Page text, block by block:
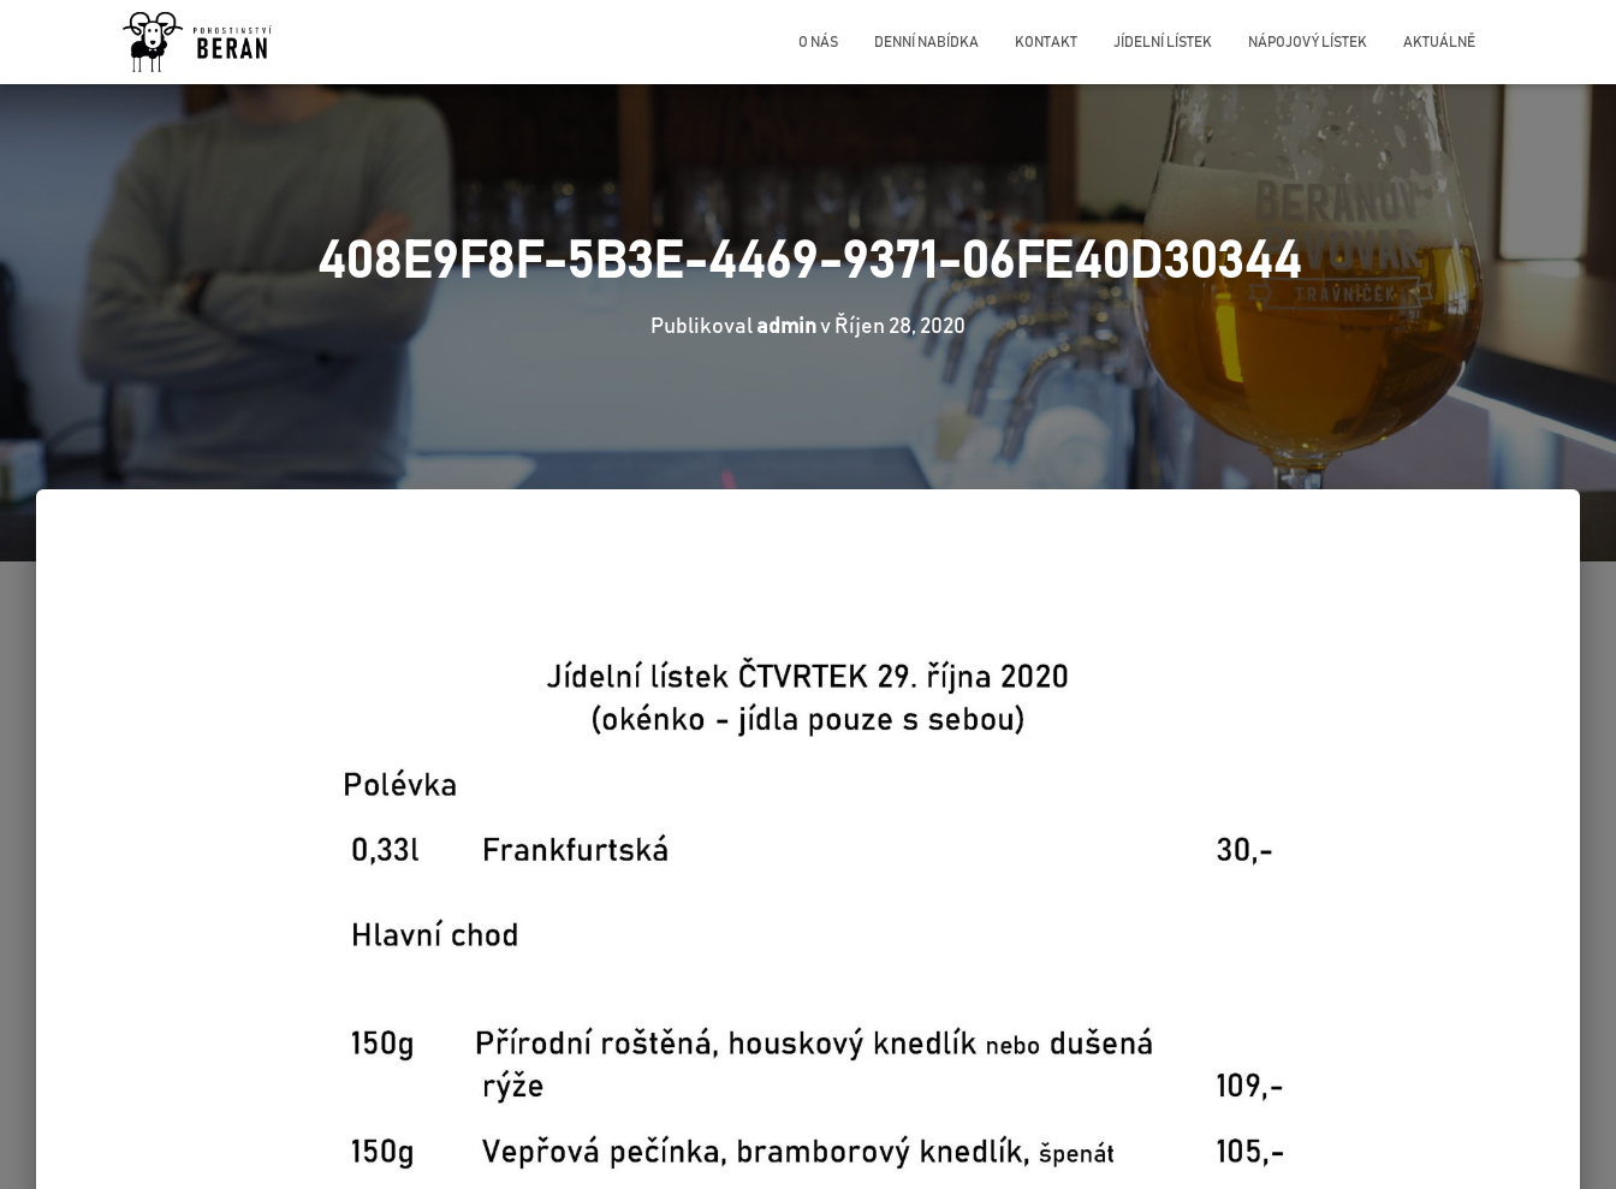
O NÁS DENNÍ NABÍDKA KONTAKT JÍDELNÍ LÍSTEK NÁPOJOVÝ LÍSTEK AKTUÁLNĚ
408E9F8F-5B3E-4469-9371-06FE40D30344
Publikoval adminv Říjen 28, 2020